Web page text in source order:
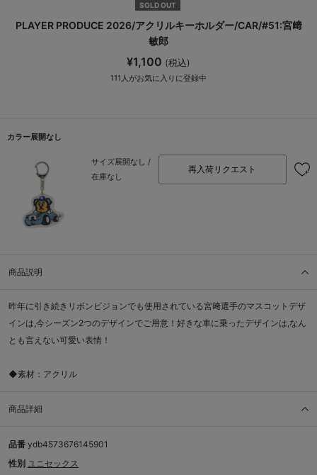
SOLD OUT
PLAYER PRODUCE 2026/アクリルキーホルダー/CAR/#51:宮﨑
敏郎
¥1,100 (税込)
111 人がお気に入りに登録中
カラー展開なし
サイズ展開なし /
在庫なし
再入荷リクエスト
商品説明
昨年に引き続きリボンビジョンでも使用されている宮﨑選手のマスコットデザ
インは,今シーズン2つのデザインでご用意！好きな車に乗ったデザインは,なん
とも言えない可愛い表情！
◆素材：アクリル
商品詳細
品番 ydb4573676145901
性別 ユニセックス